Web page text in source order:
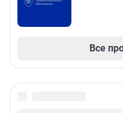
Все